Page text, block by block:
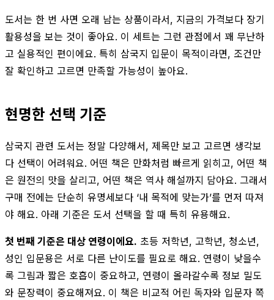
도서는 한 번 사면 오래 남는 상품이라서, 지금의 가격보다 장기
활용성을 보는 것이 좋아요. 이 세트는 그런 관점에서 꽤 무난하
고 실용적인 편이에요. 특히 삼국지 입문이 목적이라면, 조건만
잘 확인하고 고르면 만족할 가능성이 높아요.
현명한 선택 기준
삼국지 관련 도서는 정말 다양해서, 제목만 보고 고르면 생각보
다 선택이 어려워요. 어떤 책은 만화처럼 빠르게 읽히고, 어떤 책
은 원전의 맛을 살리고, 어떤 책은 역사 해설까지 담아요. 그래서
구매 전에는 단순히 유명세보다 ‘내 목적에 맞는가’를 먼저 따져
야 해요. 아래 기준은 도서 선택을 할 때 특히 유용해요.
첫 번째 기준은 대상 연령이에요. 초등 저학년, 고학년, 청소년,
성인 입문용은 서로 다른 난이도를 필요로 해요. 연령이 낮을수
록 그림과 짧은 호흡이 중요하고, 연령이 올라갈수록 정보 밀도
와 문장력이 중요해져요. 이 책은 비교적 어린 독자와 입문자 쪽